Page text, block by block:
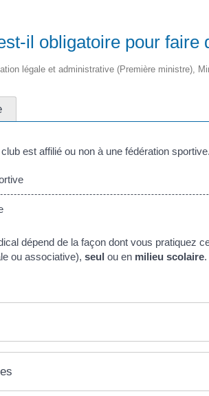
il obligatoire pour faire
légale et administrative (Première ministre),
est affilié ou non à une fédération sportive.
dépend de la façon dont vous pratiquez
ou associative), seul ou en milieu scolaire.